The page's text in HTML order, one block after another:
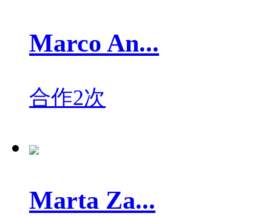
Marco An...
合作2次
Marta Za...